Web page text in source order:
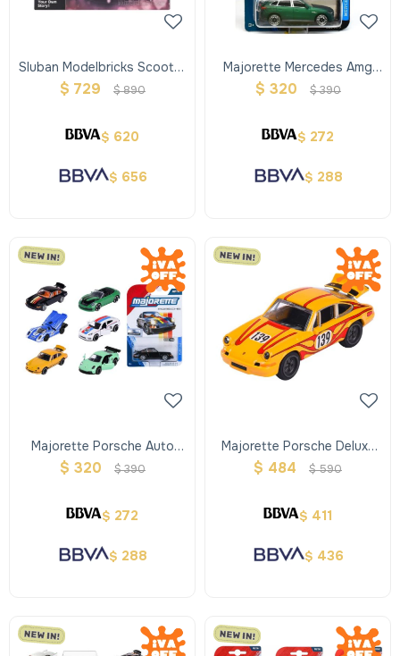
Sluban Modelbricks Scooter
- Rosa
$ 729 $890
$ 620
$ 656
Majorette Mercedes Amg
Premium Cars
$ 320 $390
$ 272
$ 288
Majorette Porsche Auto
Metal
$ 320 $390
$ 272
$ 288
Majorette Porsche Deluxe
Cars
$ 484 $ 590
$ 411
$ 436